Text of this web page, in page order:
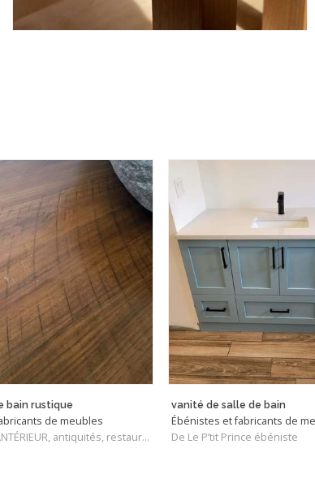
bain rustique
de meubles
De LE FUTUR ANTÉRIEUR, antiquités, restauration
vanité de salle de bain
Ébénistes et fabricants de
De Le P’tit Prince ébéniste